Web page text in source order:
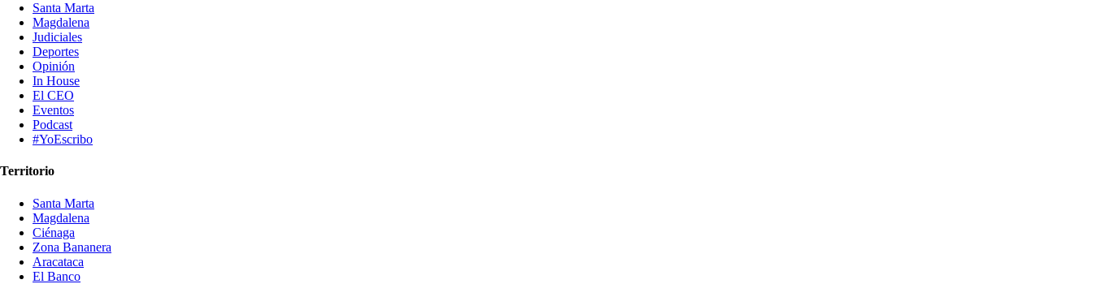
Santa Marta
Magdalena
Judiciales
Deportes
Opinión
In House
El CEO
Eventos
Podcast
#YoEscribo
Territorio
Santa Marta
Magdalena
Ciénaga
Zona Bananera
Aracataca
El Banco